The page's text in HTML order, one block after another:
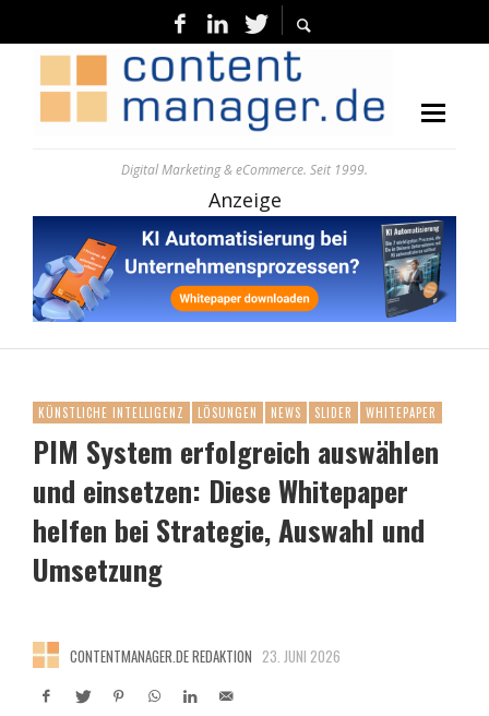
Digital Marketing & eCommerce. Seit 1999.
Anzeige
KÜNSTLICHE INTELLIGENZ LÖSUNGEN NEWS SLIDER WHITEPAPER
PIM System erfolgreich auswählen
und einsetzen: Diese Whitepaper
helfen bei Strategie, Auswahl und
Umsetzung
CONTENTMANAGER.DE REDAKTION 23. JUNI 2026